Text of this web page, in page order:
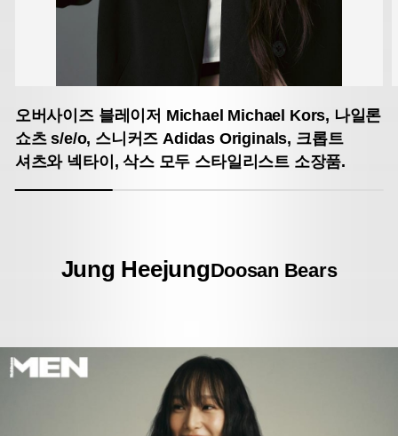
오버사이즈 블레이저 Michael Michael Kors, 나일론
쇼츠 s/e/o, 스니커즈 Adidas Originals, 크롭트
셔츠와 넥타이, 삭스 모두 스타일리스트 소장품.
Jung HeejungDoosan Bears